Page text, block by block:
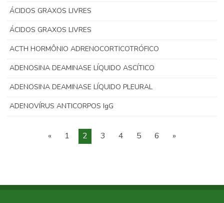
ÁCIDOS GRAXOS LIVRES
ÁCIDOS GRAXOS LIVRES
ACTH HORMÔNIO ADRENOCORTICOTRÓFICO
ADENOSINA DEAMINASE LÍQUIDO ASCÍTICO
ADENOSINA DEAMINASE LÍQUIDO PLEURAL
ADENOVÍRUS ANTICORPOS IgG
« 1 2 3 4 5 6 »